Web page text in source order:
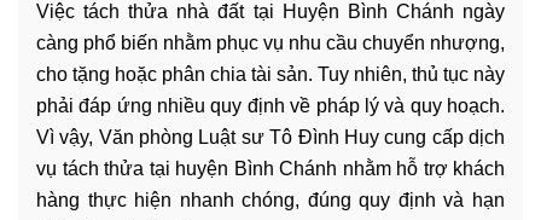
THỦ
TỤC
LIÊN
HỆ
Việc tách thửa nhà đất tại Huyện Bình Chánh ngày
càng phổ biến nhằm phục vụ nhu cầu chuyển nhượng,
cho tặng hoặc phân chia tài sản. Tuy nhiên, thủ tục này
phải đáp ứng nhiều quy định về pháp lý và quy hoạch.
Vì vậy, Văn phòng Luật sư Tô Đình Huy cung cấp dịch
vụ tách thửa tại huyện Bình Chánh nhằm hỗ trợ khách
hàng thực hiện nhanh chóng, đúng quy định và hạn